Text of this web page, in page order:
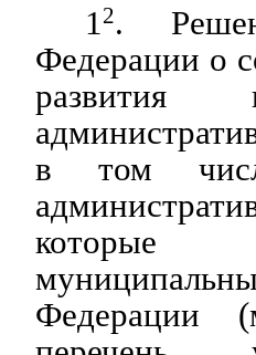
12.
Федерации о
развития
в том
которые
Федерации